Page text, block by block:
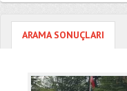
ARAMA SONUÇLARI